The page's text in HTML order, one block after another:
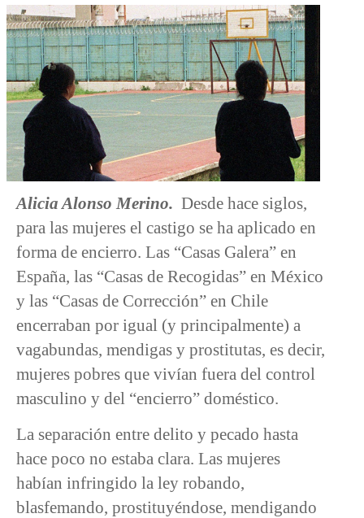
Alicia Alonso Merino. Desde hace siglos,
para las mujeres el castigo se ha aplicado en
forma de encierro. Las “Casas Galera” en
España, las “Casas de Recogidas” en México
y las “Casas de Corrección” en Chile
encerraban por igual (y principalmente) a
vagabundas, mendigas y prostitutas, es decir,
mujeres pobres que vivían fuera del control
masculino y del “encierro” doméstico.
La separación entre delito y pecado hasta
hace poco no estaba clara. Las mujeres
habían infringido la ley robando,
blasfemando, prostituyéndose, mendigando